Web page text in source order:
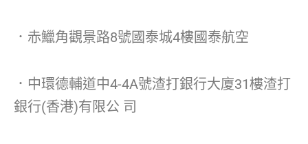
．赤鱲角觀景路8號國泰城4樓國泰航空
．中環德輔道中4-4A號渣打銀行大廈31樓渣打
銀行(香港)有限公 司